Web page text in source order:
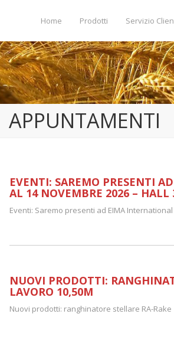
Home Prodotti Servizio
APPUNTAMENTI
EVENTI: SAREMO PRESENTI
AL 14 NOVEMBRE 2026 – HALL
Eventi: Saremo presenti ad EIMA
NUOVI PRODOTTI:
LAVORO 10,50M
Nuovi prodotti: ranghinatore stellare RA-Rake